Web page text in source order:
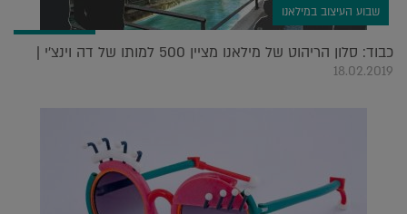
שבוע העיצוב במילאנו
כבוד: סלון הריהוט של מילאנו מציין 500 למותו של דה וינצ'י |
18.02.2019